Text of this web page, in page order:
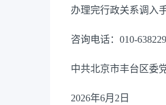
办理完行政关系调入
咨询电话：010-
中共北京市丰台区委
2026年6月2日